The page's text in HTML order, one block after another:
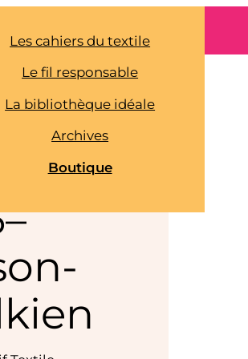
Les cahiers du textile
Le fil responsable
La bibliothèque idéale
Archives
Boutique